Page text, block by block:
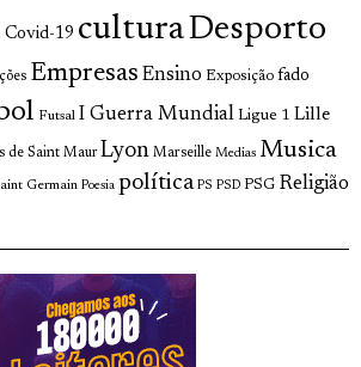
Covid-19 culturaDesporto
Empresas Ensino Exposição fado
Futsal I Guerra Mundial Ligue 1 Lille
de Saint Maur Lyon Marseille Medias Musica
Germain Poesia política PS PSD PSG Religião